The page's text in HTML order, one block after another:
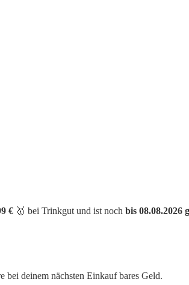
€ 🥇 bei Trinkgut und ist noch bis 08.08.2026
bei deinem nächsten Einkauf bares Geld.